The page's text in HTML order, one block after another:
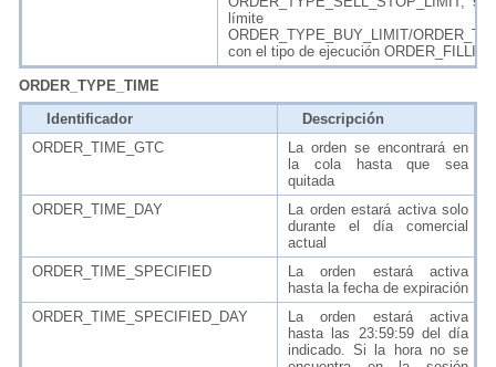
límite
ORDER_TYPE_BUY_LIMIT/
con el tipo de ejecución
ORDER_TYPE_TIME
Identificador
Descripción
ORDER_TIME_GTC
La orden se encontrará en
la cola hasta que sea
quitada
ORDER_TIME_DAY
La orden estará activa solo
durante el día comercial
actual
ORDER_TIME_SPECIFIED
La orden estará activa
hasta la fecha de expiración
ORDER_TIME_SPECIFIED_DAY
La orden estará activa
hasta las 23:59:59 del día
indicado. Si la hora no se